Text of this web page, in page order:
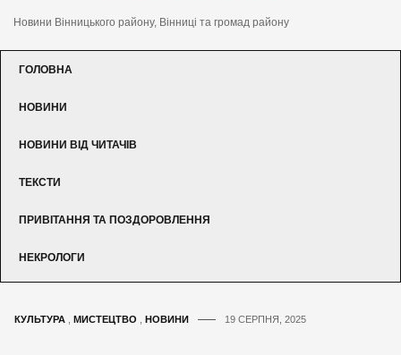
Новини Вінницького району, Вінниці та громад району
ГОЛОВНА
НОВИНИ
НОВИНИ ВІД ЧИТАЧІВ
ТЕКСТИ
ПРИВІТАННЯ ТА ПОЗДОРОВЛЕННЯ
НЕКРОЛОГИ
КУЛЬТУРА МИСТЕЦТВО НОВИНИ 19 СЕРПНЯ, 2025